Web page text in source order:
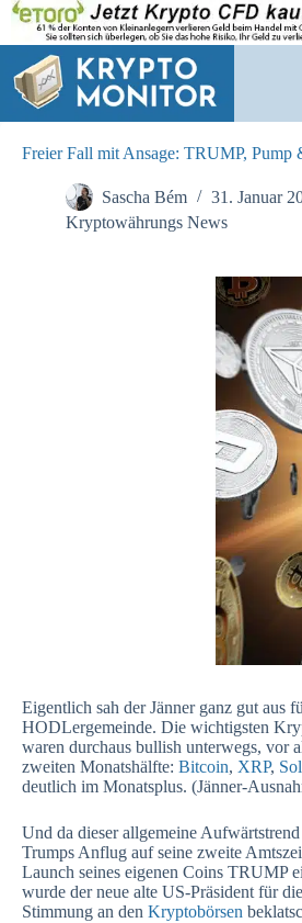
Zum
Inhalt
springen
Freier Fall mit Ansage: TRUMP, Pump
Sascha Bém
31. Januar
Kryptowährungs News
Eigentlich sah der Jänner ganz gut aus
HODLergemeinde. Die wichtigsten
waren durchaus bullish unterwegs, vor
zweiten Monatshälfte: Bitcoin, XRP,
deutlich im Monatsplus. (Jänner-
Und da dieser allgemeine
Trumps Anflug auf seine zweite
Launch seines eigenen Coins TRUMP
wurde der neue alte US-Präsident für
Stimmung an den Kryptobörsen